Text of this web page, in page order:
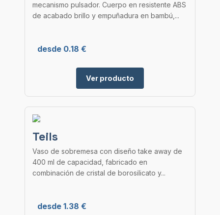
mecanismo pulsador. Cuerpo en resistente ABS
de acabado brillo y empuñadura en bambú,...
desde 0.18 €
Ver producto
Teils
Vaso de sobremesa con diseño take away de
400 ml de capacidad, fabricado en
combinación de cristal de borosilicato y...
desde 1.38 €